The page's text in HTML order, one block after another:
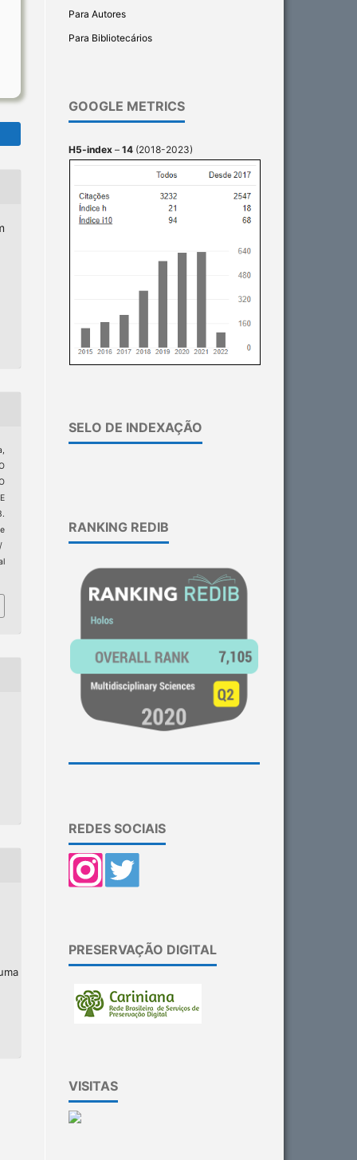
Para Autores
Para Bibliotecários
GOOGLE METRICS
H5-index – 14 (2018-2023)
SELO DE INDEXAÇÃO
RANKING REDIB
REDES SOCIAIS
PRESERVAÇÃO DIGITAL
VISITAS